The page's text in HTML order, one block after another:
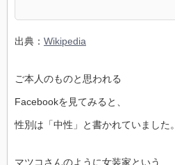
出典： Wikipedia
ご本人のものと思われる
Facebookを見てみると、
性別は「中性」と書かれていました。
マツコさんのように女装家という